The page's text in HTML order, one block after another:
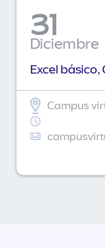
31
Diciembre
Excel básico,
Campus